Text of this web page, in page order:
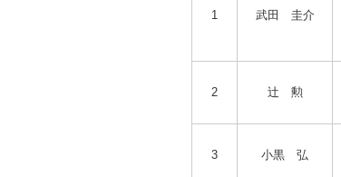
1 武田 圭介
2 辻 勲
3 小黒 弘